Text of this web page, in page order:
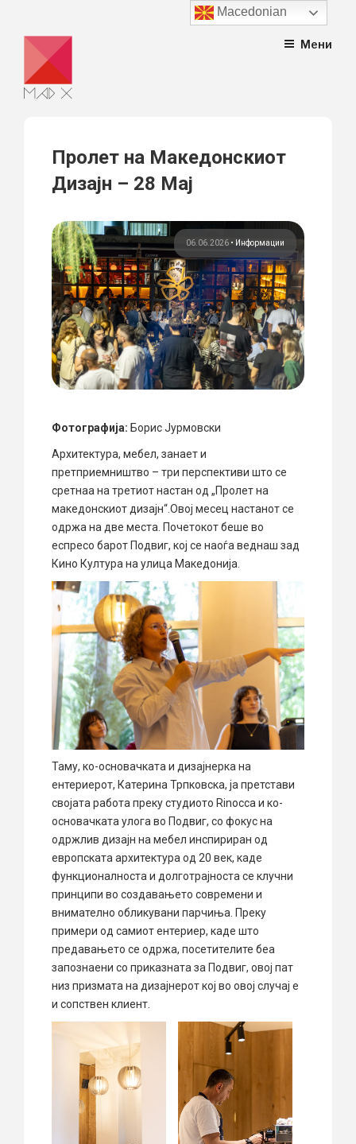
content
Мени
Пролет на Македонскиот
Дизајн – 28 Мај
06.06.2026 • Информации
Фотографија: Борис Јурмовски
Архитектура, мебел, занает и
претприемништво – три перспективи што се
сретнаа на третиот настан од „Пролет на
македонскиот дизајн“.Овој месец настанот се
одржа на две места. Почетокот беше во
еспресо барот Подвиг, кој се наоѓа веднаш зад
Кино Култура на улица Македонија.
Таму, ко-основачката и дизајнерка на
ентериерот, Катерина Трпковска, ја претстави
својата работа преку студиото Rinocca и ко-
основачката улога во Подвиг, со фокус на
одржлив дизајн на мебел инспириран од
европската архитектура од 20 век, каде
функционалноста и долготрајноста се клучни
принципи во создавањето современи и
внимателно обликувани парчиња. Преку
примери од самиот ентериер, каде што
предавањето се одржа, посетителите беа
запознаени со приказната за Подвиг, овој пат
низ призмата на дизајнерот кој во овој случај е
и сопствен клиент.
Macedonian